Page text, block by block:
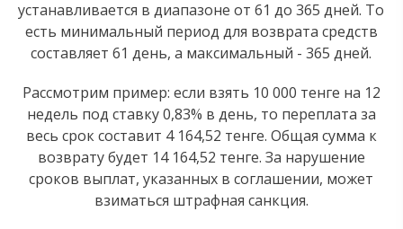
устанавливается в диапазоне от 61 до 365 дней. То
есть минимальный период для возврата средств
составляет 61 день, а максимальный - 365 дней.
Рассмотрим пример: если взять 10 000 тенге на 12
недель под ставку 0,83% в день, то переплата за
весь срок составит 4 164,52 тенге. Общая сумма к
возврату будет 14 164,52 тенге. За нарушение
сроков выплат, указанных в соглашении, может
взиматься штрафная санкция.